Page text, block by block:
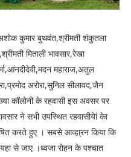
कुमार बुथवंत,श्रीमती शंकुतला
मिताली भावसार,रेखा
महाराज,अतुल
अरोरा,सुनिल सीलावद,जैन
कॉलोनी के रहवासी इस अवसर पर
ने सभी उपस्थित रहवासीयेां केा
करते हुए । सबसे आव्हा्रन किया कि
से जाए ।ध्वजा रोहन के पश्चात